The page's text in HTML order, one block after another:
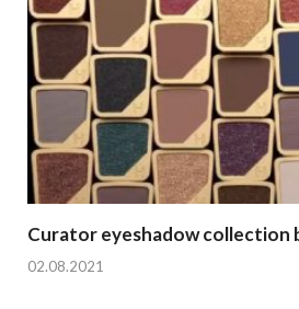
Curator eyeshadow collection
02.08.2021